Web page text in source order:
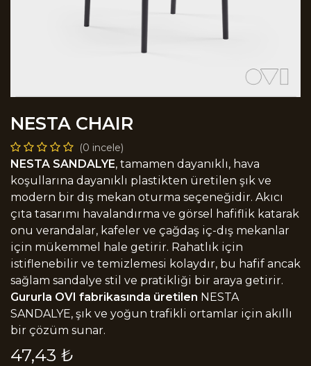
NESTA CHAIR
(0 incele)
NESTA SANDALYE, tamamen dayanıklı, hava
koşullarına dayanıklı plastikten üretilen şık ve
modern bir dış mekan oturma seçeneğidir. Akıcı
çıta tasarımı havalandırma ve görsel hafiflik katarak
onu verandalar, kafeler ve çağdaş iç-dış mekanlar
için mükemmel hale getirir. Rahatlık için
istiflenebilir ve temizlemesi kolaydır, bu hafif ancak
sağlam sandalye stil ve pratikliği bir araya getirir.
Gururla OVI fabrikasında üretilen NESTA
SANDALYE, şık ve yoğun trafikli ortamlar için akıllı
bir çözüm sunar.
47,43 ₺